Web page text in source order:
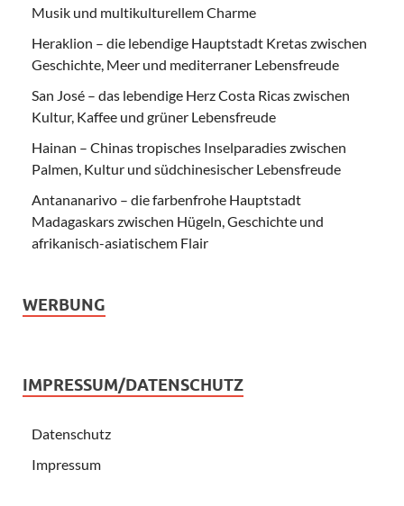
Musik und multikulturellem Charme
Heraklion – die lebendige Hauptstadt Kretas zwischen
Geschichte, Meer und mediterraner Lebensfreude
San José – das lebendige Herz Costa Ricas zwischen
Kultur, Kaffee und grüner Lebensfreude
Hainan – Chinas tropisches Inselparadies zwischen
Palmen, Kultur und südchinesischer Lebensfreude
Antananarivo – die farbenfrohe Hauptstadt
Madagaskars zwischen Hügeln, Geschichte und
afrikanisch-asiatischem Flair
WERBUNG
IMPRESSUM/DATENSCHUTZ
Datenschutz
Impressum